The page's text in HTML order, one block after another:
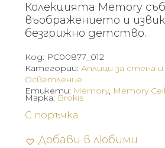
Колекцията Memory
въображението и
безгрижно детство.
Код: PC00877_012
Категории: Аплици за стена
Осветление
Етикети: Memory, Memory
С поръчка
Добави в любими
Марка: Brokis